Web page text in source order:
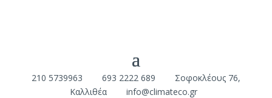
210 5739963 693 2222 689
Σοφοκλέους 76,
Καλλιθέα
info@climateco.gr